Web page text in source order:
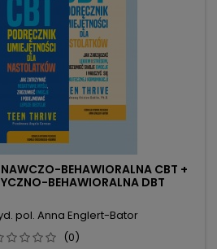
BEHAWIORALNA CBT +
BEHAWIORALNA DBT
pol. Anna Englert-Bator
(0)